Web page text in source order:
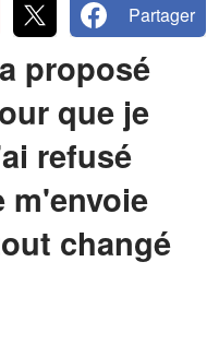
Partager
proposé
que je
refusé
m'envoie
changé